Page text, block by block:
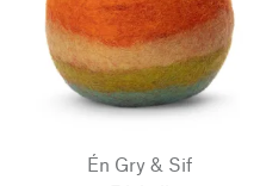
Én Gry & Sif